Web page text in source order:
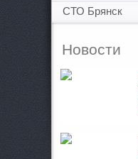
СТО Брянск
Новости